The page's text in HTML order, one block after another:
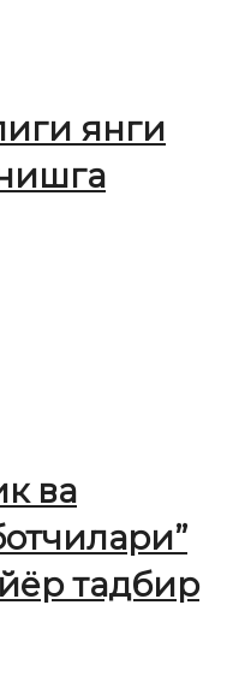
янги
ва
тадбир